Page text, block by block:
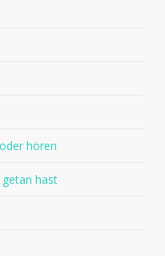
hören
hast